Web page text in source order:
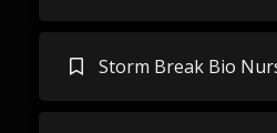
Storm Break Bio